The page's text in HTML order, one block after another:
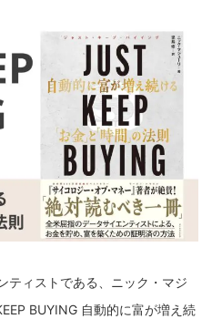
ティストである、ニック・マジ
BUYING 自動的に富が増え続